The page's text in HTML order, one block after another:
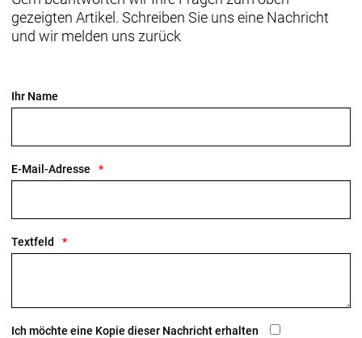
gezeigten Artikel. Schreiben Sie uns eine Nachricht
und wir melden uns zurück
Ihr Name
E-Mail-Adresse
Textfeld
Ich möchte eine Kopie dieser Nachricht erhalten